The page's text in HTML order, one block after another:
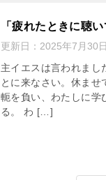
「疲れたときに聴
更新日： 2025年7月30日
主イエスは言われまし
とに来なさい。休ま
軛を負い、わたしに学
る。 わ […]